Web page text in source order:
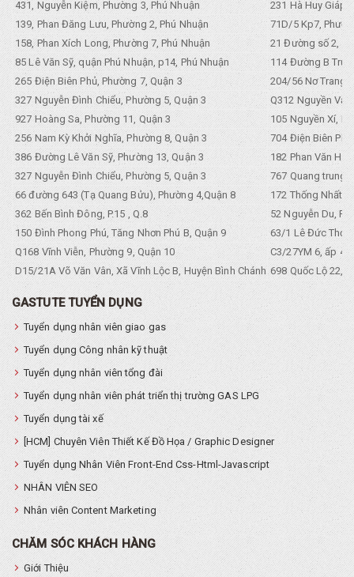
431, Nguyễn Kiệm, Phường 3, Phú Nhuận
231 Hà Huy Giáp,
139, Phan Đăng Lưu, Phường 2, Phú Nhuận
71D/5 Kp7,
158, Phan Xích Long, Phường 7, Phú Nhuận
21 Đường số 2,
85 Lê Văn Sỹ, quận Phú Nhuận, p14, Phú Nhuận
114 Đường B
265 Điện Biên Phủ, Phường 7, Quận 3
204/56 Nơ Trang
327 Nguyễn Đình Chiểu, Phường 5, Quận 3
Q312 Nguyền
927 Hoàng Sa, Phường 11, Quận 3
105 Nguyền Xí,
256 Nam Kỳ Khởi Nghĩa, Phường 8, Quận 3
704 Điện Biên
386 Đường Lê Văn Sỹ, Phường 13, Quận 3
182 Phan Văn
327 Nguyễn Đình Chiểu, Phường 5, Quận 3
767 Quang trung,
66 đường 643 (Tạ Quang Bửu), Phường 4,Quận 8
172 Thống Nhất.
362 Bến Bình Đông, P.15 , Q.8
52 Nguyễn Du,
150 Đình Phong Phú, Tăng Nhơn Phú B, Quận 9
63/1 Lê Đức Thọ,
Q168 Vĩnh Viễn, Phường 9, Quận 10
C3/27YM 6, ấp 4,
D15/21A Võ Văn Vân, Xã Vĩnh Lộc B, Huyện Bình Chánh 698 Quốc Lộ 22,
GASTUTE TUYỂN DỤNG
Tuyển dụng nhân viên giao gas
Tuyển dụng Công nhân kỹ thuật
Tuyển dụng nhân viên tổng đài
Tuyển dụng nhân viên phát triển thị trường GAS LPG
Tuyển dụng tài xế
[HCM] Chuyên Viên Thiết Kế Đồ Họa / Graphic Designer
Tuyển dụng Nhân Viên Front-End Css-Html-Javascript
NHÂN VIÊN SEO
Nhân viên Content Marketing
CHĂM SÓC KHÁCH HÀNG
Giới Thiệu